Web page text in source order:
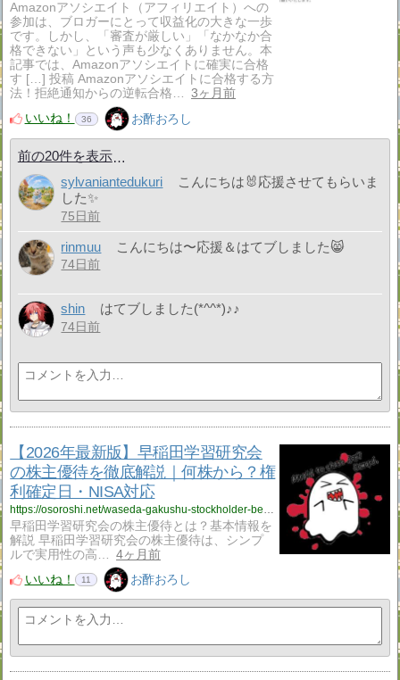
Amazonアソシエイト（アフィリエイト）への
参加は、ブロガーにとって収益化の大きな一歩
です。しかし、「審査が厳しい」「なかなか合
格できない」という声も少なくありません。本
記事では、Amazonアソシエイトに確実に合格
す […] 投稿 Amazonアソシエイトに合格する方
法！拒絶通知からの逆転合格…
3ヶ月前
いいね！
36 お酢おろし
前の20件を表示
sylvaniantedukuri
こんにちは🐰応援させてもらいま
した✨
75日前
rinmuu こんにちは〜応援＆はてブしました😸
74日前
shin はてブしました(*^^*)♪︎♪︎
74日前
【2026年最新版】早稲田学習研究会
の株主優待を徹底解説｜何株から？権
利確定日・NISA対応
https://osoroshi.net/waseda-gakushu-stockholder-benefits/
早稲田学習研究会の株主優待とは？基本情報を
解説 早稲田学習研究会の株主優待は、シンプ
ルで実用性の高…
4ヶ月前
いいね！
11 お酢おろし